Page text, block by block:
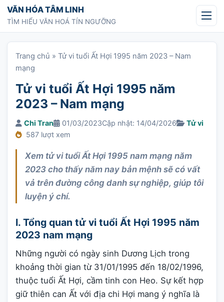
Chuyển tới nội dung
VĂN HÓA TÂM LINH
TÌM HIỂU VĂN HOÁ TÍN NGƯỠNG
Trang chủ » Tử vi tuổi Ất Hợi 1995 năm 2023 – Nam
mạng
Tử vi tuổi Ất Hợi 1995 năm
2023 – Nam mạng
Chi Tran 01/03/2023Cập nhật: 14/04/2026
Tử vi
587 lượt xem
Xem tử vi tuổi Ất Hợi 1995 nam mạng năm
2023 cho thấy năm nay bản mệnh sẽ có vất
vả trên đường công danh sự nghiệp, giúp tôi
luyện ý chí.
I. Tổng quan tử vi tuổi Ất Hợi 1995 năm
2023 nam mạng
Những người có ngày sinh Dương Lịch trong
khoảng thời gian từ 31/01/1995 đến 18/02/1996,
thuộc tuổi Ất Hợi, cầm tinh con Heo. Sự kết hợp
giữ thiên can Ất với địa chi Hợi mang ý nghĩa là